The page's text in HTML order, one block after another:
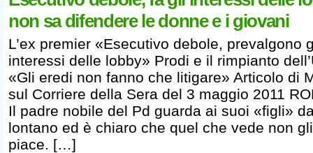
non sa difendere le donne e i giovani
L’ex premier «Esecutivo debole, prevalgono
interessi delle lobby» Prodi e il rimpianto
«Gli eredi non fanno che litigare» Articolo di
sul Corriere della Sera del 3 maggio 2011
Il padre nobile del Pd guarda ai suoi «figli»
lontano ed è chiaro che quel che vede non gli
piace. […]